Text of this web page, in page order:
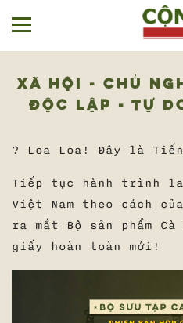
XÃ HỘI - CHỦ
ĐỘC LẬP - TỰ
? Loa Loa! Đây là
Tiếp tục hành trình
Việt Nam theo cách
ra mắt Bộ sản phẩm
giấy hoàn toàn mới!